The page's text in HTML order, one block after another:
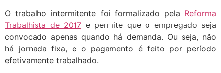
O trabalho intermitente foi formalizado pela Reforma
Trabalhista de 2017 e permite que o empregado seja
convocado apenas quando há demanda. Ou seja, não
há jornada fixa, e o pagamento é feito por período
efetivamente trabalhado.